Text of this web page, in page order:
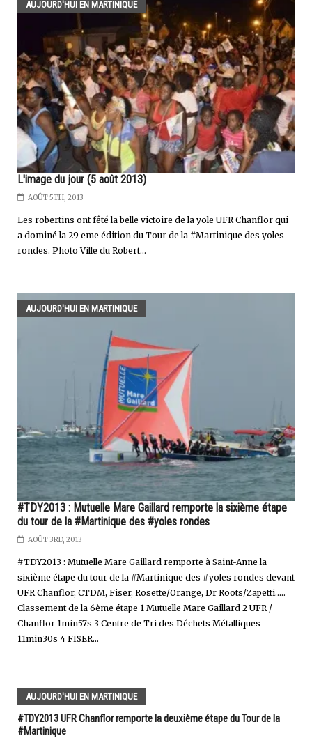
AUJOURD'HUI EN MARTINIQUE
L'image du jour (5 août 2013)
AOÛT 5TH, 2013
Les robertins ont fêté la belle victoire de la yole UFR Chanflor qui
a dominé la 29 eme édition du Tour de la #Martinique des yoles
rondes. Photo Ville du Robert...
AUJOURD'HUI EN MARTINIQUE
#TDY2013 : Mutuelle Mare Gaillard remporte la sixième étape
du tour de la #Martinique des #yoles rondes
AOÛT 3RD, 2013
#TDY2013 : Mutuelle Mare Gaillard remporte à Saint-Anne la
sixième étape du tour de la #Martinique des #yoles rondes devant
UFR Chanflor, CTDM, Fiser, Rosette/Orange, Dr Roots/Zapetti.....
Classement de la 6ème étape 1 Mutuelle Mare Gaillard 2 UFR /
Chanflor 1min57s 3 Centre de Tri des Déchets Métalliques
11min30s 4 FISER...
AUJOURD'HUI EN MARTINIQUE
#TDY2013 UFR Chanflor remporte la deuxième étape du Tour de la
#Martinique